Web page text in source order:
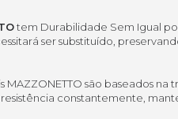
tem Durabilidade Sem Igual
ser substituído,
MAZZONETTO são baseados
resistência constantemente,